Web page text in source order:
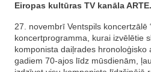
Eiropas kultūras TV kanāla ARTE.
27. novembrī Ventspils koncertzālē
koncertprogramma, kurai izvēlētie
komponista daiļrades hronoloģisko
gadiem 70-ajos līdz mūsdienām,